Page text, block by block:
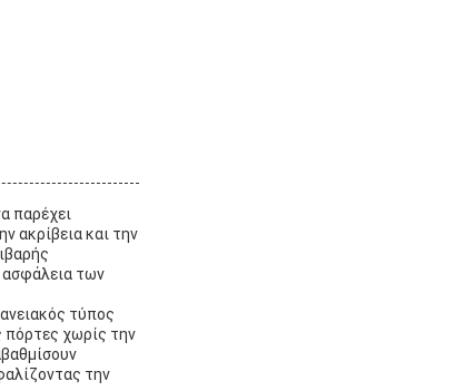
παρέχει
ακρίβεια και την
ασφάλεια των
τύπος
πόρτες χωρίς την
την